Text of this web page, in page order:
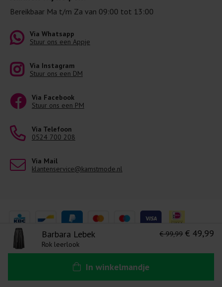
Barbara Lebek
Rok leerlook
€ 99,99 € 49,99
Levering 1-3 Werkdagen
In winkelmandje
Bereikbaar Ma t/m Za van 09:00 tot 13:00
Via Whatsapp
Stuur ons een Appje
Via Instagram
Stuur ons een DM
Via Facebook
Stuur ons een PM
Via Telefoon
0524 700 208
Via Mail
klantenservice@kamstmode.nl
Algemene voorwaarden Disclaimer
Ons privacy statement
Copyright © 2026. All Rights Reserved | Powered by